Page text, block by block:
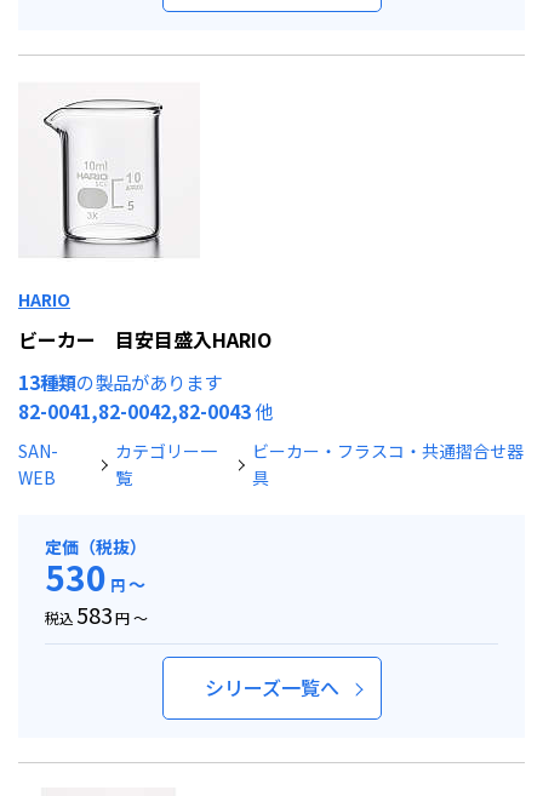
HARIO
ビーカー 目安目盛入HARIO
13種類の製品があります
82-0041,82-0042,82-0043他
SAN-
WEB
カテゴリー一
覧
ビーカー・フラスコ・共通摺合せ器
具
定価（税抜）
530 円～
税込 583円 ～
シリーズ一覧へ